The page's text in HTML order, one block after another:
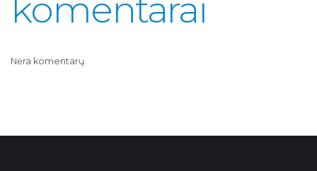
komentarai
Nėra komentarų.